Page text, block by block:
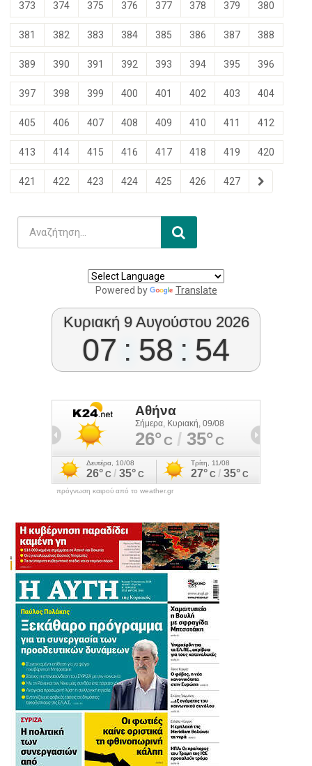
373 374 375 376 377 378 379 380
381 382 383 384 385 386 387 388
389 390 391 392 393 394 395 396
397 398 399 400 401 402 403 404
405 406 407 408 409 410 411 412
413 414 415 416 417 418 419 420
421 422 423 424 425 426 427
Powered by Translate
Κυριακή 9 Αυγούστου 2026
07 : 58 : 54
πρόγνωση καιρού από το weather.gr